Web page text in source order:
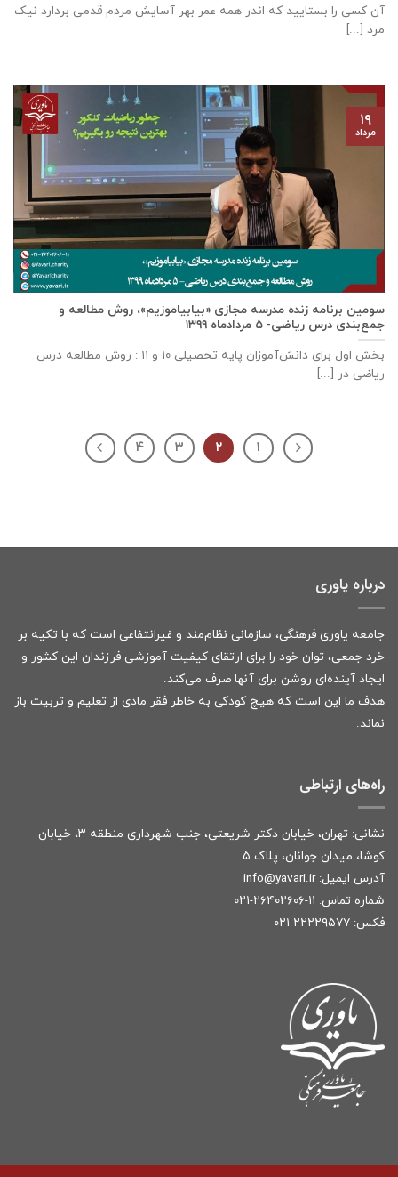
آن کسی را بستایید که اندر همه عمر بهر آسایش مردم قدمی بردارد نیک
مرد [...]
سومین برنامه زنده مدرسه مجازی «بیابیاموزیم»، روش مطالعه و
جمع‌بندی درس ریاضی- ۵ مردادماه ۱۳۹۹
بخش اول برای دانش‌آموزان پایه تحصیلی ۱۰ و ۱۱ : روش مطالعه درس
ریاضی در [...]
۱۹
مرداد
۱ ۲ ۳ ۴
درباره یاوری
جامعه یاوری فرهنگی، سازمانی نظام‌مند و غیرانتفاعی است که با تکیه بر
خرد جمعی، توان خود را برای ارتقای کیفیت آموزشی فرزندان این کشور و
ایجاد آینده‌ای روشن برای آنها صرف می‌کند.
هدف ما این است که هیچ کودکی به خاطر فقر مادی از تعلیم و تربیت باز
نماند.
راه‌های ارتباطی
نشانی: تهران، خیابان دکتر شریعتی، جنب شهرداری منطقه ۳، خیابان
کوشا، میدان جوانان، پلاک ۵
آدرس ایمیل: info@yavari.ir
شماره تماس: ۱۱-۲۶۴۰۲۶۰۶-۰۲۱
فکس: ۲۲۲۲۹۵۷۷-۰۲۱